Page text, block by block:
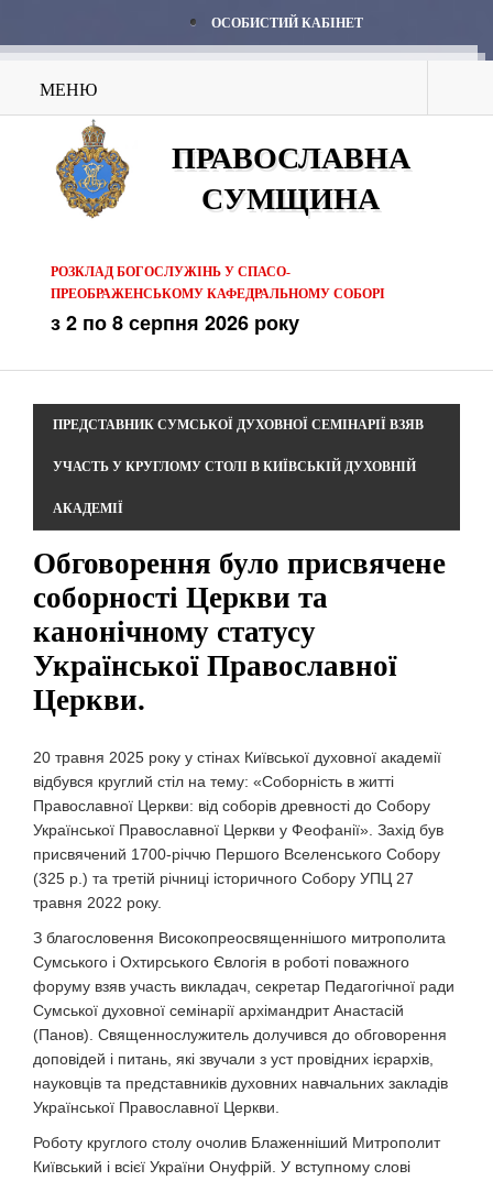
ОСОБИСТИЙ КАБІНЕТ
МЕНЮ
ПРАВОСЛАВНА
СУМЩИНА
РОЗКЛАД БОГОСЛУЖІНЬ У СПАСО-
ПРЕОБРАЖЕНСЬКОМУ КАФЕДРАЛЬНОМУ СОБОРІ
з 2 по 8 серпня 2026 року
ПРЕДСТАВНИК СУМСЬКОЇ ДУХОВНОЇ СЕМІНАРІЇ ВЗЯВ
УЧАСТЬ У КРУГЛОМУ СТОЛІ В КИЇВСЬКІЙ ДУХОВНІЙ
АКАДЕМІЇ
Обговорення було присвячене
соборності Церкви та
канонічному статусу
Української Православної
Церкви.
20 травня 2025 року у стінах Київської духовної академії
відбувся круглий стіл на тему: «Соборність в житті
Православної Церкви: від соборів древності до Собору
Української Православної Церкви у Феофанії». Захід був
присвячений 1700-річчю Першого Вселенського Собору
(325 р.) та третій річниці історичного Собору УПЦ 27
травня 2022 року.
З благословення Високопреосвященнішого митрополита
Сумського і Охтирського Євлогія в роботі поважного
форуму взяв участь викладач, секретар Педагогічної ради
Сумської духовної семінарії архімандрит Анастасій
(Панов). Священнослужитель долучився до обговорення
доповідей і питань, які звучали з уст провідних ієрархів,
науковців та представників духовних навчальних закладів
Української Православної Церкви.
Роботу круглого столу очолив Блаженніший Митрополит
Київський і всієї України Онуфрій. У вступному слові